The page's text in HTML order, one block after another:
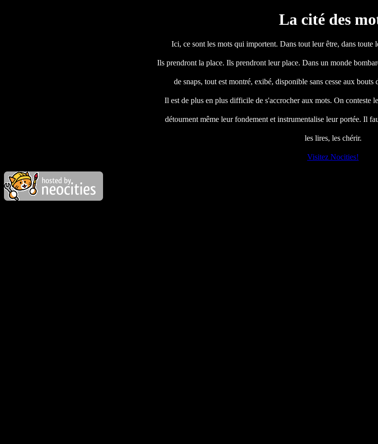
La cité des
Ici, ce sont les mots qui importent. Dans tout leur être, dans toute
Ils prendront la place. Ils prendront leur place. Dans un monde
de snaps, tout est montré, exibé, disponible sans cesse aux
Il est de plus en plus difficile de s'accrocher aux mots. On conteste
détournent même leur fondement et instrumentalise leur portée. Il
les lires, les chérir.
Visitez Nocities!